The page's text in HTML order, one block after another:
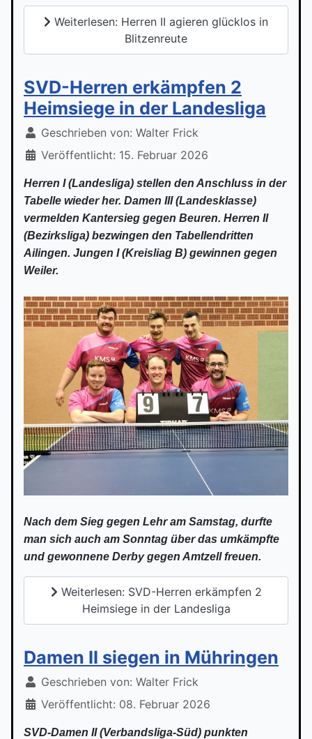
Weiterlesen: Herren II agieren glücklos in
Blitzenreute
SVD-Herren erkämpfen 2
Heimsiege in der Landesliga
Geschrieben von: Walter Frick
Veröffentlicht: 15. Februar 2026
Herren I (Landesliga) stellen den Anschluss in der
Tabelle wieder her. Damen III (Landesklasse)
vermelden Kantersieg gegen Beuren. Herren II
(Bezirksliga) bezwingen den Tabellendritten
Ailingen. Jungen I (Kreisliag B) gewinnen gegen
Weiler.
Nach dem Sieg gegen Lehr am Samstag, durfte
man sich auch am Sonntag über das umkämpfte
und gewonnene Derby gegen Amtzell freuen.
Weiterlesen: SVD-Herren erkämpfen 2
Heimsiege in der Landesliga
Damen II siegen in Mühringen
Geschrieben von: Walter Frick
Veröffentlicht: 08. Februar 2026
SVD-Damen II (Verbandsliga-Süd) punkten